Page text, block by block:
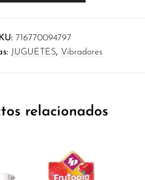
716770094797
JUGUETES, Vibradores
relacionados